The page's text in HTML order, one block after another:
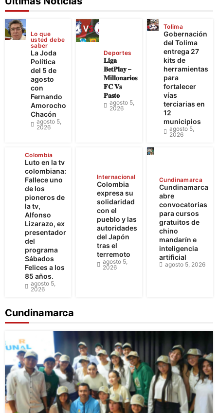
Lo que
usted debe
saber
La Joda
Política
del 5 de
agosto
con
Fernando
Amorocho
Chacón
agosto 5,
2026
Deportes
𝐋𝐢𝐠𝐚
𝐁𝐞𝐭𝐏𝐥𝐚𝐲 –
𝐌𝐢𝐥𝐥𝐨𝐧𝐚𝐫𝐢𝐨𝐬
𝐅𝐂 𝐕𝐬
𝐏𝐚𝐬𝐭𝐨
agosto 5,
2026
Tolima
Gobernación
del Tolima
entrega 27
kits de
herramientas
para
fortalecer
vías
terciarias en
12
municipios
agosto 5,
2026
Colombia
Luto en la tv
colombiana:
Fallece uno
de los
pioneros de
la tv,
Alfonso
Lizarazo, ex
presentador
del
programa
Sábados
Felices a los
85 años.
agosto 5,
2026
Internacional
Colombia
expresa su
solidaridad
con el
pueblo y las
autoridades
del Japón
tras el
terremoto
agosto 5,
2026
Cundinamarca
Cundinamarca
abre
convocatorias
para cursos
gratuitos de
chino
mandarín e
inteligencia
artificial
agosto 5, 2026
Cundinamarca